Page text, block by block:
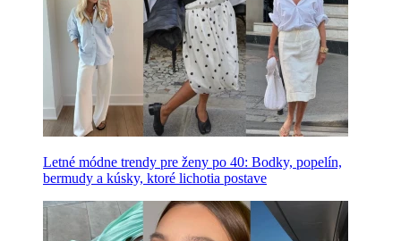
Letné módne trendy pre ženy po 40: Bodky, popelín,
bermudy a kúsky, ktoré lichotia postave